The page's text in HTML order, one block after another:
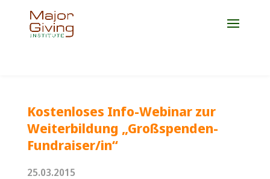
Jetzt Platz für die Weiterbildung 2027 sichern!
Kostenloses Info-Webinar zur
Weiterbildung „Großspenden-
Fundraiser/in“
25.03.2015